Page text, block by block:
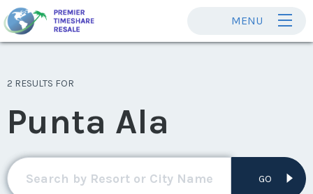
MENU
2 RESULTS FOR
Punta Ala
GO